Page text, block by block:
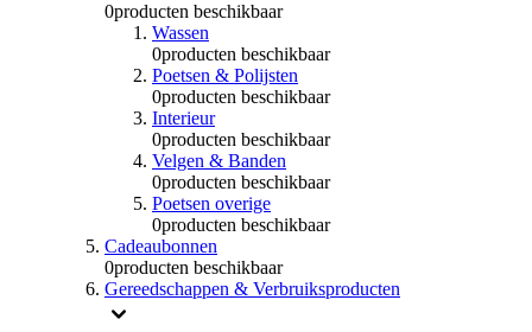
0producten beschikbaar
Wassen
0producten beschikbaar
Poetsen & Polijsten
0producten beschikbaar
Interieur
0producten beschikbaar
Velgen & Banden
0producten beschikbaar
Poetsen overige
0producten beschikbaar
Cadeaubonnen
0producten beschikbaar
Gereedschappen & Verbruiksproducten